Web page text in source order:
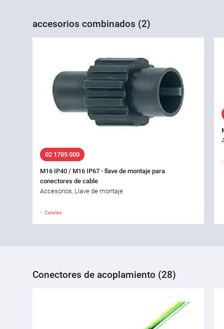
accesorios combinados (2)
02 1785 000
M16 IP40 / M16 IP67 - llave de montaje para
conectores de cable
Accesorios, Llave de montaje
Detalles
Conectores de acoplamiento (28)